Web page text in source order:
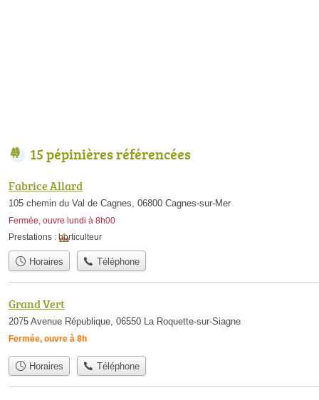
15 pépinières référencées
Fabrice Allard
105 chemin du Val de Cagnes, 06800 Cagnes-sur-Mer
Fermée, ouvre lundi à 8h00
Prestations : horticulteur
Horaires Téléphone
Grand Vert
2075 Avenue République, 06550 La Roquette-sur-Siagne
Fermée, ouvre à 8h
Horaires Téléphone